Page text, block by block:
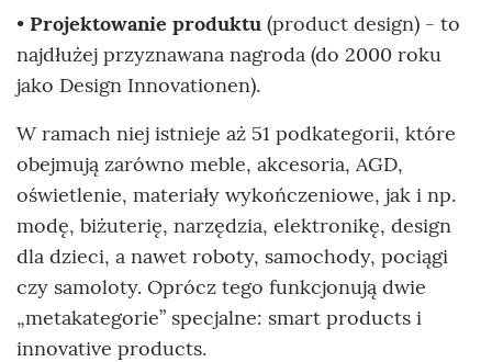
• Projektowanie produktu (product design) - to
najdłużej przyznawana nagroda (do 2000 roku
jako Design Innovationen).
W ramach niej istnieje aż 51 podkategorii, które
obejmują zarówno meble, akcesoria, AGD,
oświetlenie, materiały wykończeniowe, jak i np.
modę, biżuterię, narzędzia, elektronikę, design
dla dzieci, a nawet roboty, samochody, pociągi
czy samoloty. Oprócz tego funkcjonują dwie
„metakategorie” specjalne: smart products i
innovative products.